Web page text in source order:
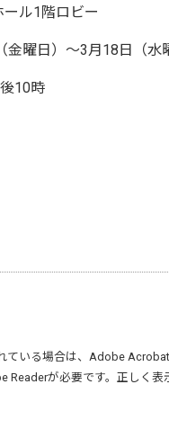
ル1階ロビー
曜日）～3月18日（水
時
いる場合は、 Adobe
Readerが必要です。正しく表